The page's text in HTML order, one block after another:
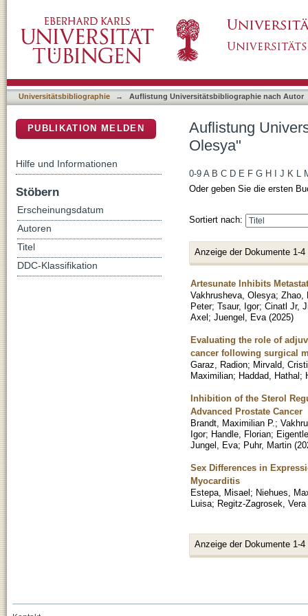
Universitätsbibliographie → Auflistung Universitätsbibliographie nach Autor
Auflistung
Olesya"
0-9 A B C D E F G H J K L
Oder geben Sie die ersten
Sortiert nach:
Anzeige der Dokumente 1-4
Artesunate Inhibits
Vakhrusheva, Olesya; Zhao,
Peter; Tsaur, Igor; Cinatl Jr,
Axel; Juengel, Eva (2025)
Evaluating the role of
cancer following surgical
Garaz, Radion; Mirvald,
Maximilian; Haddad, Hathal;
Inhibition of the Sterol
Advanced Prostate Cancer
Brandt, Maximilian P. ;
Igor; Handle, Florian;
Jungel, Eva; Puhr, Martin (
Sex Differences in
Myocarditis
Estepa, Misael; Niehues,
Luisa; Regitz-Zagrosek, Vera
Anzeige der Dokumente 1-4
PUBLIKATION MELDEN
Hilfe und Informationen
Stöbern
Erscheinungsdatum
Autoren
Titel
DDC-Klassifikation